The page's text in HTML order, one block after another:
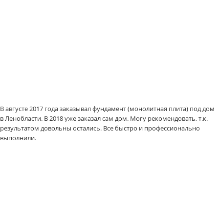
В августе 2017 года заказывал фундамент (монолитная плита) под дом
в Ленобласти. В 2018 уже заказал сам дом. Могу рекомендовать, т.к.
результатом довольны остались. Все быстро и профессионально
выполнили.